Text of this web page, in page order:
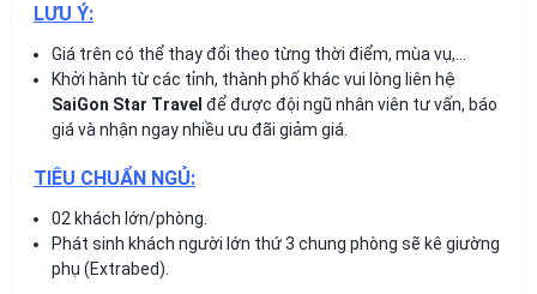
LƯU Ý:
Giá trên có thể thay đổi theo từng thời điểm, mùa vụ,…
Khởi hành từ các tỉnh, thành phố khác vui lòng liên hệ
SaiGon Star Travel để được đội ngũ nhân viên tư vấn, báo
giá và nhận ngay nhiều ưu đãi giảm giá.
TIÊU CHUẨN NGỦ:
02 khách lớn/phòng.
Phát sinh khách người lớn thứ 3 chung phòng sẽ kê giường
phụ (Extrabed).